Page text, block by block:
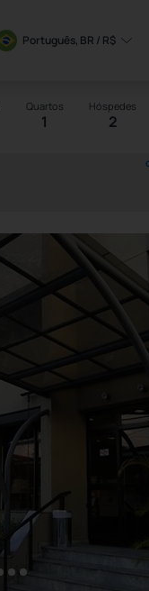
Português, BR / R$
Quartos
1
Hóspedes
2